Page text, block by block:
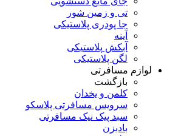
تی و زمین شور
جا پودری پلاستیکی
آینه
آبکش پلاستیکی
لگن پلاستیکی
لوازم مسافرتی
بازگشت
کلمن و یخدان
سرویس مسافرتی پلاسکو
سبد پیک نیک مسافرتی
بادبزن